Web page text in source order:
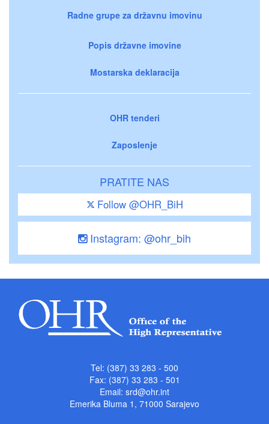
Radne grupe za državnu imovinu
Popis državne imovine
Mostarska deklaracija
OHR tenderi
Zaposlenje
PRATITE NAS
Follow @OHR_BiH
Instagram: @ohr_bih
Tel: (387) 33 283 - 500
Fax: (387) 33 283 - 501
Email: srd@ohr.int
Emerika Bluma 1, 71000 Sarajevo